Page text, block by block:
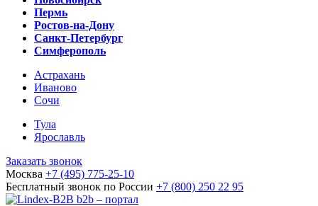
Пермь
Ростов-на-Дону
Санкт-Петербург
Симферополь
Астрахань
Иваново
Сочи
Тула
Ярославль
Заказать звонок
Москва +7 (495) 775-25-10
Бесплатный звонок по России +7 (800) 250 22 95
b2b – портал